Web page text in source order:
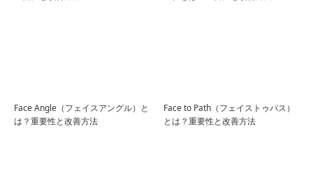
Face Angle（フェイスアングル）と
は？重要性と改善方法
Face to Path（フェイストゥパス）
とは？重要性と改善方法